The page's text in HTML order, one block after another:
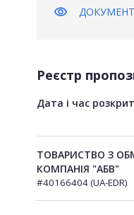
visibility
Реєстр
Дата і час
ТОВАРИСТВО З
КОМПАНІЯ "АБВ"
#40166404 (UA-EDR)